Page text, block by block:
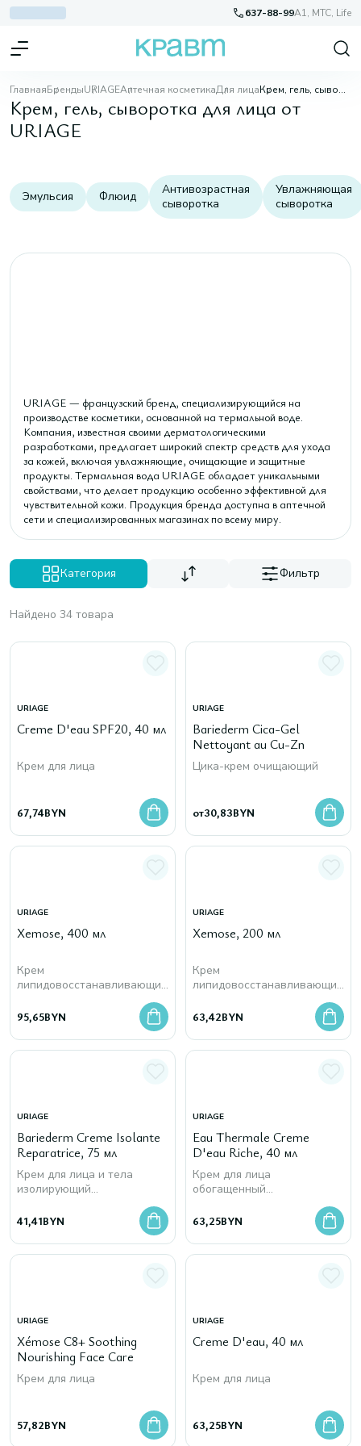
637-88-99A1, МТС, Life
ГлавнаяБрендыURIAGEАптечная косметикаДля лица Крем, гель, сыворотка для лица
Крем, гель, сыворотка для лица от
URIAGE
Эмульсия Флюид
Антивозрастная
сыворотка
Увлажняющая
сыворотка
URIAGE — французский бренд, специализирующийся на
производстве косметики, основанной на термальной воде.
Компания, известная своими дерматологическими
разработками, предлагает широкий спектр средств для ухода
за кожей, включая увлажняющие, очищающие и защитные
продукты. Термальная вода URIAGE обладает уникальными
свойствами, что делает продукцию особенно эффективной для
чувствительной кожи. Продукция бренда доступна в аптечной
сети и специализированных магазинах по всему миру.
Категория Фильтр
Найдено 34 товара
URIAGE
Creme D'eau SPF20, 40 мл
Крем для лица
67,74BYN
URIAGE
Bariederm Cica-Gel
Nettoyant au Cu-Zn
Цика-крем очищающий
от30,83BYN
URIAGE
Xеmose, 400 мл
Крем
липидовосстанавливающий
раздражений
95,65BYN
URIAGE
Xеmose, 200 мл
Крем
липидовосстанавливающий
раздражений
63,42BYN
URIAGE
Bariederm Creme Isolante
Reparatrice, 75 мл
Крем для лица и тела
изолирующий
41,41BYN
URIAGE
Eau Thermale Creme
D'eau Riche, 40 мл
Крем для лица
обогащенный
63,25BYN
URIAGE
Xémose C8+ Soothing
Nourishing Face Care
Крем для лица
57,82BYN
URIAGE
Creme D'eau, 40 мл
Крем для лица
63,25BYN